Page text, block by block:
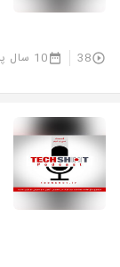
38 10 سال پیش